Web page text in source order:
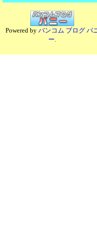
Powered by バンコム ブログ バ
ー.